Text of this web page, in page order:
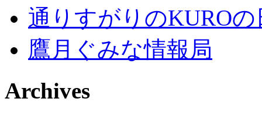
通りすがりのKURO
鷹月ぐみな情報局
Archives